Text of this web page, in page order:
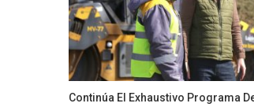
Continúa El Exhaustivo Programa